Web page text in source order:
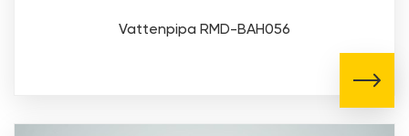
Vattenpipa RMD-BAH056